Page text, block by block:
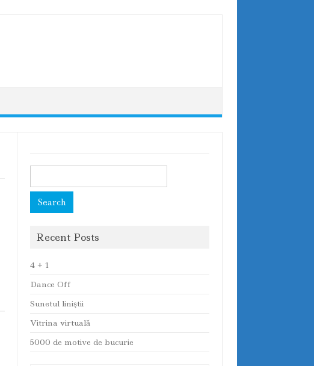
for:
Recent Posts
4 + 1
Dance Off
Sunetul liniştii
Vitrina virtuală
5000 de motive de bucurie